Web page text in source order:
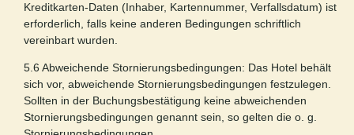
Kreditkarten-Daten (Inhaber, Kartennummer, Verfallsdatum) ist
erforderlich, falls keine anderen Bedingungen schriftlich
vereinbart wurden.
5.6 Abweichende Stornierungsbedingungen: Das Hotel behält
sich vor, abweichende Stornierungsbedingungen festzulegen.
Sollten in der Buchungsbestätigung keine abweichenden
Stornierungsbedingungen genannt sein, so gelten die o. g.